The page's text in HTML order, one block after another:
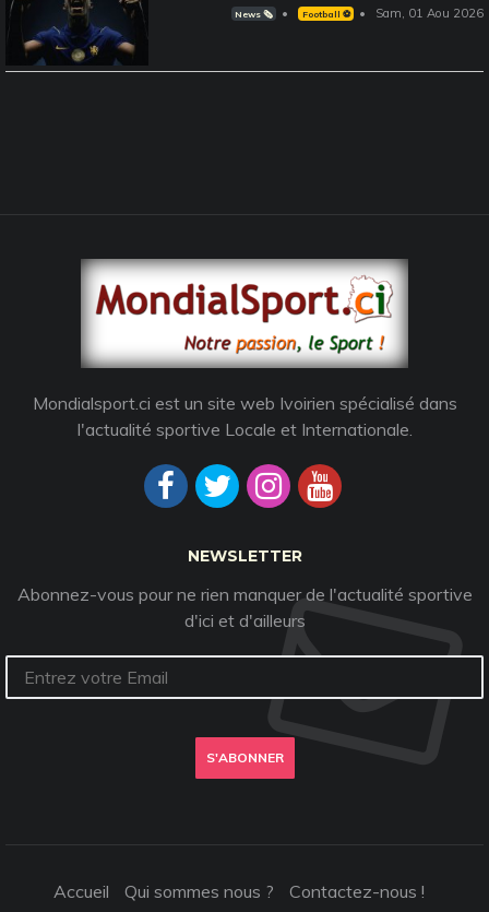
News 🗞️ Football ⚽️ Sam, 01 Aou 2026
Mondialsport.ci est un site web Ivoirien spécialisé dans
l'actualité sportive Locale et Internationale.
NEWSLETTER
Abonnez-vous pour ne rien manquer de l'actualité sportive
d'ici et d'ailleurs
S'ABONNER
Accueil Qui sommes nous ? Contactez-nous !